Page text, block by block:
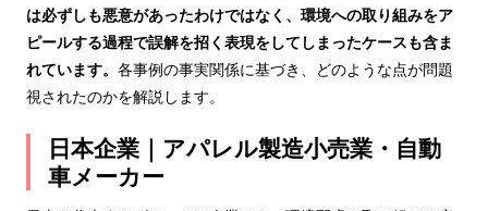
は必ずしも悪意があったわけではなく、環境への取り組みをア
ピールする過程で誤解を招く表現をしてしまったケースも含ま
れています。 各事例の事実関係に基づき、どのような点が問題
視されたのかを解説します。
日本企業｜アパレル製造小売業・自動
車メーカー